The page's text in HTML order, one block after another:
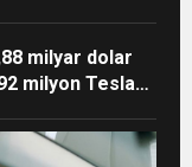
milyar dolar
milyon Tesla